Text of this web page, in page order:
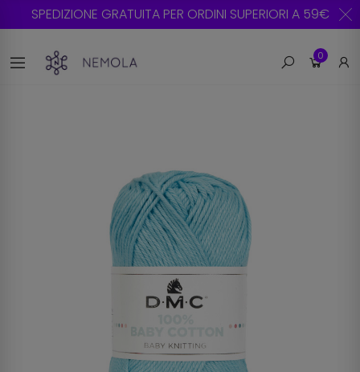
SPEDIZIONE GRATUITA PER ORDINI SUPERIORI A 59€
0